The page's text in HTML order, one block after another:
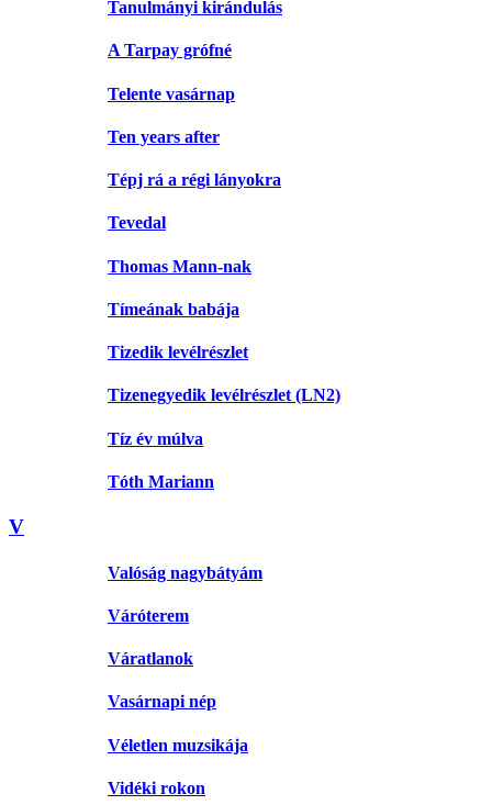
Tanulmányi kirándulás
A Tarpay grófné
Telente vasárnap
Ten years after
Tépj rá a régi lányokra
Tevedal
Thomas Mann-nak
Tímeának babája
Tizedik levélrészlet
Tizenegyedik levélrészlet (LN2)
Tíz év múlva
Tóth Mariann
V
Valóság nagybátyám
Váróterem
Váratlanok
Vasárnapi nép
Véletlen muzsikája
Vidéki rokon